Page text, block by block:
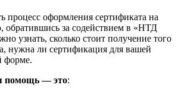
процесс оформления сертификата на
обратившись за содействием в «НТД
узнать, сколько стоит получение того
нужна ли сертификация для вашей
форме.
помощь — это: